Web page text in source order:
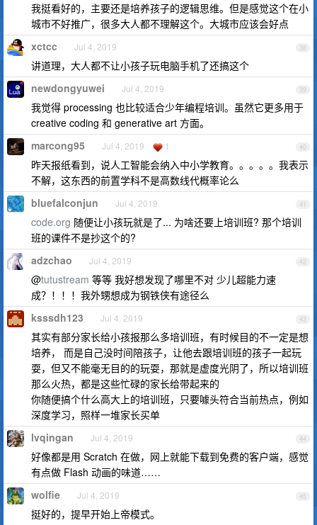
我挺看好的，主要还是培养孩子的逻辑思维。但是感觉这个在小
城市不好推广，很多大人都不理解这个。大城市应该会好点
38
xctcc Jul 4, 2019
讲道理，大人都不让小孩子玩电脑手机了还搞这个
39
newdongyuwei Jul 4, 2019
我觉得 processing 也比较适合少年编程培训。虽然它更多用于
creative coding 和 generative art 方面。
40
marcong95 Jul 4, 2019 1
昨天报纸看到，说人工智能会纳入中小学教育。。。。。我表示
不解，这东西的前置学科不是高数线代概率论么
41
bluefalconjun Jul 4, 2019
code.org 随便让小孩玩就是了... 为啥还要上培训班? 那个培训
班的课件不是抄这个的?
42
adzchao Jul 4, 2019
@tutustream 等等 我好想发现了哪里不对 少儿超能力速
成？！！！我外甥想成为钢铁侠有途径么
43
ksssdh123 Jul 4, 2019
其实有部分家长给小孩报那么多培训班，有时候目的不一定是想
培养， 而是自己没时间陪孩子，让他去跟培训班的孩子一起玩
耍，但又不能毫无目的的玩耍，那就是虚度光阴了，所以培训班
那么火热，都是这些忙碌的家长给带起来的
你随便搞个什么高大上的培训班，只要噱头符合当前热点，例如
深度学习，照样一堆家长买单
44
lvqingan Jul 4, 2019
好像都是用 Scratch 在做，网上就能下载到免费的客户端，感觉
有点做 Flash 动画的味道……
45
wolfie Jul 4, 2019
挺好的，提早开始上帝模式。